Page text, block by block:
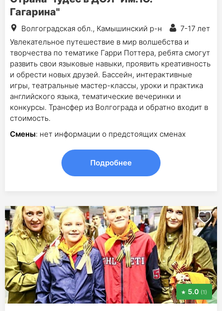
Гагарина"
Волгоградская обл., Камышинский р-н
7-17 лет
Увлекательное путешествие в мир волшебства и
творчества по тематике Гарри Поттера, ребята смогут
развить свои языковые навыки, проявить креативность
и обрести новых друзей. Бассейн, интерактивные
игры, театральные мастер-классы, уроки и практика
английского языка, тематические вечеринки и
конкурсы. Трансфер из Волгограда и обратно входит в
стоимость.
Смены: нет информации о предстоящих сменах
Подробнее
5.0 (1)